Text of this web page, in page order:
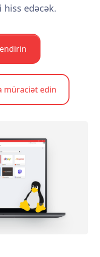
edəcək.
müraciət edin